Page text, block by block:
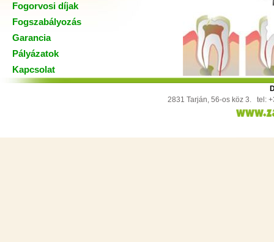
Fogorvosi díjak
Fogszabályozás
Garancia
Pályázatok
Kapcsolat
2831 Tarján, 56-os köz 3. tel: